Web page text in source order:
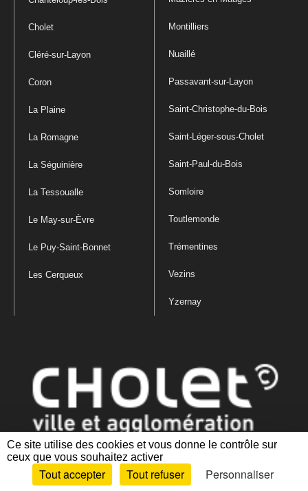
Ce site utilise des cookies et vous donne le contrôle sur
ceux que vous souhaitez activer
Tout accepter Tout refuser
Personnaliser
Cholet
Cléré-sur-Layon
Coron
La Plaine
La Romagne
La Séguinière
La Tessoualle
Le May-sur-Èvre
Le Puy-Saint-Bonnet
Les Cerqueux
Montilliers
Nuaillé
Passavant-sur-Layon
Saint-Christophe-du-Bois
Saint-Léger-sous-Cholet
Saint-Paul-du-Bois
Somloire
Toutlemonde
Trémentines
Vezins
Yzernay
Mentions légales|Politique de confidentialité
des cookies |Plan du site Accessibilité : partiellement conforme